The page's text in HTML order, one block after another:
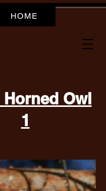
HOME
Horned Owl
1